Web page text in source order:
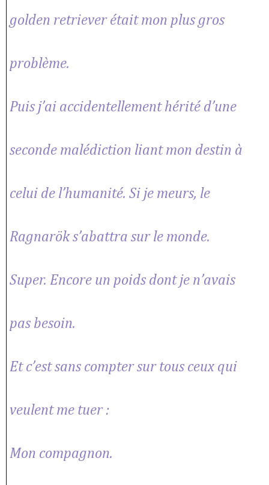
golden retriever était mon plus gros
problème.
Puis j’ai accidentellement hérité d’une
seconde malédiction liant mon destin à
celui de l’humanité. Si je meurs, le
Ragnarök s’abattra sur le monde.
Super. Encore un poids dont je n’avais
pas besoin.
Et c’est sans compter sur tous ceux qui
veulent me tuer :
Mon compagnon.